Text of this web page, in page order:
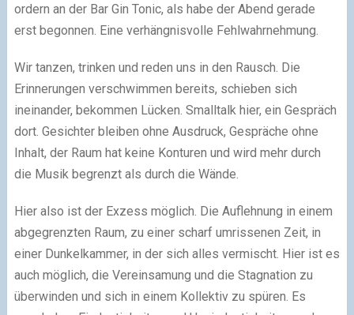
ordern an der Bar Gin Tonic, als habe der Abend gerade
erst begonnen. Eine verhängnisvolle Fehlwahrnehmung.
Wir tanzen, trinken und reden uns in den Rausch. Die
Erinnerungen verschwimmen bereits, schieben sich
ineinander, bekommen Lücken. Smalltalk hier, ein Gespräch
dort. Gesichter bleiben ohne Ausdruck, Gespräche ohne
Inhalt, der Raum hat keine Konturen und wird mehr durch
die Musik begrenzt als durch die Wände.
Hier also ist der Exzess möglich. Die Auflehnung in einem
abgegrenzten Raum, zu einer scharf umrissenen Zeit, in
einer Dunkelkammer, in der sich alles vermischt. Hier ist es
auch möglich, die Vereinsamung und die Stagnation zu
überwinden und sich in einem Kollektiv zu spüren. Es